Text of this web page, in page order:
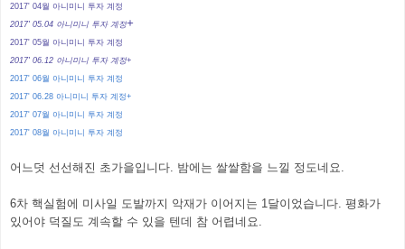
2017' 04월 아니미니 투자 계정
2017' 05.04 아니미니 투자 계정+
2017' 05월 아니미니 투자 계정
2017' 06.12 아니미니 투자 계정+
2017' 06월 아니미니 투자 계정
2017' 06.28 아니미니 투자 계정+
2017' 07월 아니미니 투자 계정
2017' 08월 아니미니 투자 계정
어느덧 선선해진 초가을입니다. 밤에는 쌀쌀함을 느낄 정도네요.
6차 핵실험에 미사일 도발까지 악재가 이어지는 1달이었습니다. 평화가
있어야 덕질도 계속할 수 있을 텐데 참 어렵네요.